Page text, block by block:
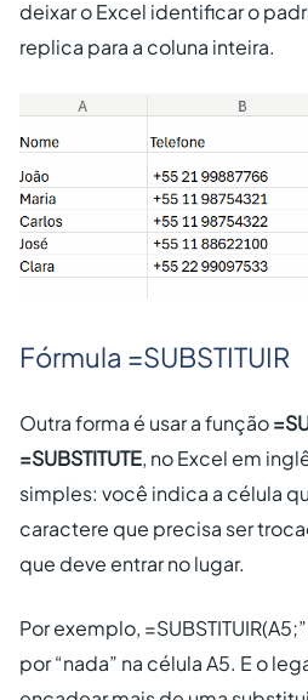
deixar o Excel identificar o
replica para a coluna inteira.
Fórmula =SUBSTITUIR
Outra forma é usar a função
=SUBSTITUTE, no Excel em
simples: você indica a célula
caractere que precisa ser
que deve entrar no lugar.
Por exemplo,
por “nada” na célula A5. E o